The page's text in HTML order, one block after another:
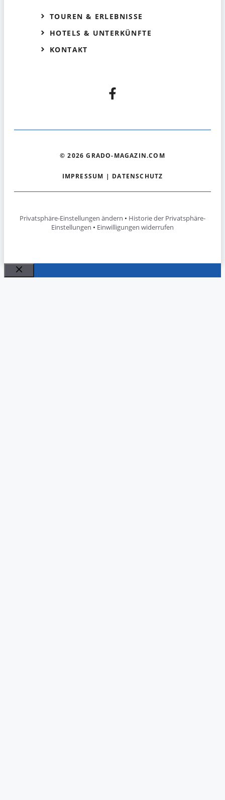
TOUREN & ERLEBNISSE
HOTELS & UNTERKÜNFTE
KONTAKT
© 2026 GRADO-MAGAZIN.COM
IMPRESSUM | DATENSCHUTZ
Privatsphäre-Einstellungen ändern • Historie der Privatsphäre-
Einstellungen • Einwilligungen widerrufen
Schließen